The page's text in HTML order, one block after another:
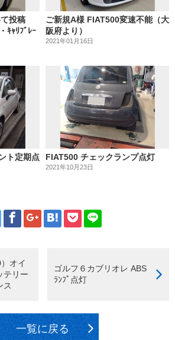
投稿
ｷｬﾘﾌﾞﾚｰ
ご新規A様 FIAT500変速不能（大
阪府より）
2021年01月16日
ト定期点
FIAT500 チェックランプ点灯
2021年10月23日
オイ
テリー
ス
ゴルフ６カブリオレ ABS
ﾗﾝﾌﾟ点灯
一覧に戻る